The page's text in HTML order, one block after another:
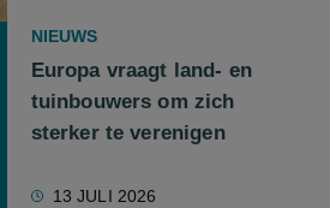
NIEUWS
Europa vraagt land- en
tuinbouwers om zich
sterker te verenigen
13 JULI 2026